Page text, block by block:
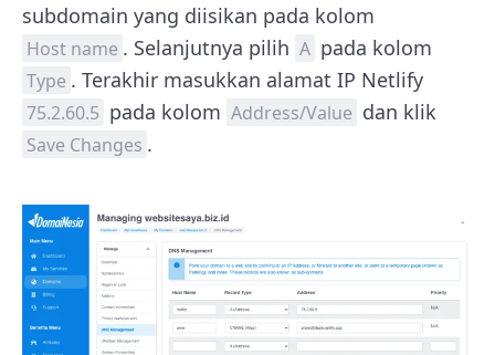
subdomain yang diisikan pada kolom
Host name . Selanjutnya pilih A pada kolom
Type . Terakhir masukkan alamat IP Netlify
75.2.60.5 pada kolom Address/Value dan klik
Save Changes .